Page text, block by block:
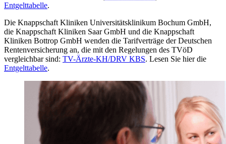
Entgelttabelle.
Die Knappschaft Kliniken Universitätsklinikum Bochum GmbH,
die Knappschaft Kliniken Saar GmbH und die Knappschaft
Kliniken Bottrop GmbH wenden die Tarifverträge der Deutschen
Rentenversicherung an, die mit den Regelungen des TVöD
vergleichbar sind: TV-Ärzte-KH/DRV KBS. Lesen Sie hier die
Entgelttabelle.